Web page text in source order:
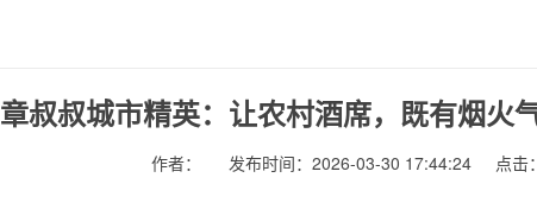
章叔叔城市精英：让农村酒席，既有烟火
作者： 发布时间：2026-03-30 17:44:24 点击：